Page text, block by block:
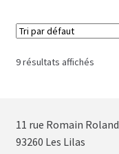
9 résultats affichés
11 rue Romain Roland
93260 Les Lilas